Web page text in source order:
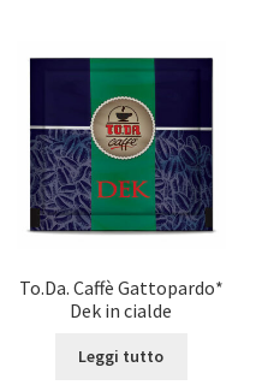
To.Da. Caffè Gattopardo*
Dek in cialde
Leggi tutto